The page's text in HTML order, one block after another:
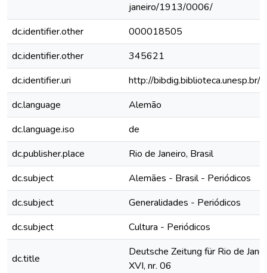
janeiro/1913/0006/
dc.identifier.other
000018505
dc.identifier.other
345621
dc.identifier.uri
http://
dc.language
Alemão
dc.language.iso
de
dc.publisher.place
Rio de Janeiro, Brasil
dc.subject
Alemães - Brasil - Periódicos
dc.subject
Generalidades - Periódicos
dc.subject
Cultura - Periódicos
dc.title
Deutsche Zeitung für Rio de
XVI, nr. 06